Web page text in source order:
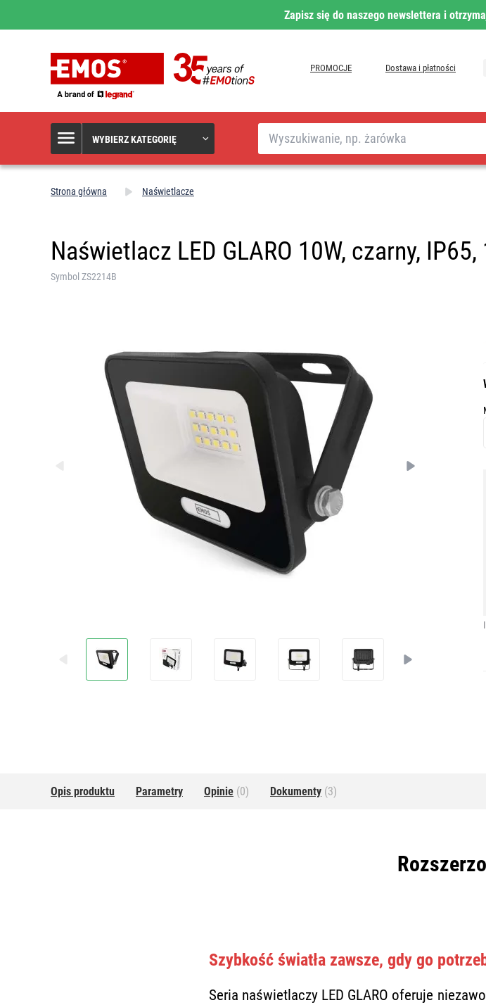
Zapisz się do naszego newslettera i
PROMOCJE Dostawa i płatności
WYBIERZ KATEGORIĘ
Szukaj
Strona główna Naświetlacze
Naświetlacz LED GLARO 10W, czarny,
Symbol ZS2214B
Opis produktu Parametry Opinie (0) Dokumenty (3)
Szybkość światła zawsze, gdy go
Seria naświetlaczy LED GLARO oferuje